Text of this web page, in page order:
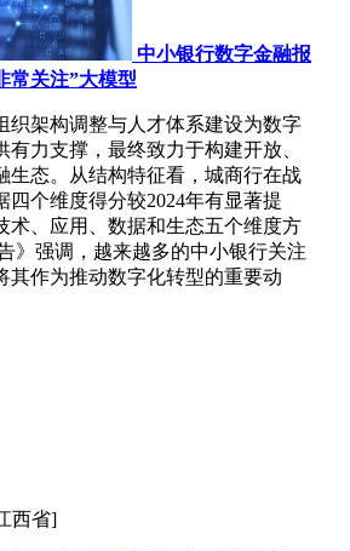
中小银行数字金融报
常关注”大模型
织架构调整与人才体系建设为数字
力支撑，最终致力于构建开放、
生态。从结构特征看，城商行在战
四个维度得分较2024年有显著提
术、应用、数据和生态五个维度方
》强调，越来越多的中小银行关注
其作为推动数字化转型的重要动
西省]